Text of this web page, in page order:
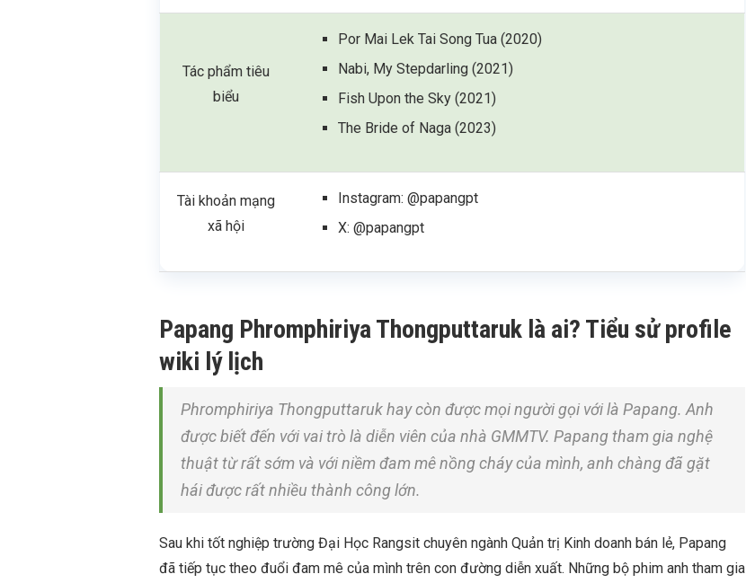
Tác phẩm tiêu
biểu
Por Mai Lek Tai Song Tua (2020)
Nabi, My Stepdarling (2021)
Fish Upon the Sky (2021)
The Bride of Naga (2023)
Tài khoản mạng
xã hội
Instagram: @papangpt
X: @papangpt
Papang Phromphiriya Thongputtaruk là ai? Tiểu sử profile
wiki lý lịch
Phromphiriya Thongputtaruk hay còn được mọi người gọi với là Papang. Anh
được biết đến với vai trò là diễn viên của nhà GMMTV. Papang tham gia nghệ
thuật từ rất sớm và với niềm đam mê nồng cháy của mình, anh chàng đã gặt
hái được rất nhiều thành công lớn.
Sau khi tốt nghiệp trường Đại Học Rangsit chuyên ngành Quản trị Kinh doanh bán lẻ, Papang
đã tiếp tục theo đuổi đam mê của mình trên con đường diễn xuất. Những bộ phim anh tham gia